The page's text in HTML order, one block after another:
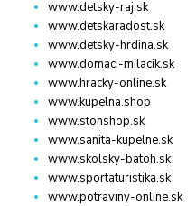
www.detsky-raj.sk
www.detskaradost.sk
www.detsky-hrdina.sk
www.domaci-milacik.sk
www.hracky-online.sk
www.kupelna.shop
www.stonshop.sk
www.sanita-kupelne.sk
www.skolsky-batoh.sk
www.sportaturistika.sk
www.potraviny-online.sk